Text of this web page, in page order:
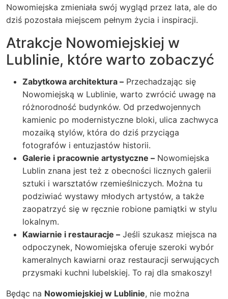
Nowomiejska zmieniała swój wygląd przez lata, ale do
dziś pozostała miejscem pełnym życia i inspiracji.
Atrakcje Nowomiejskiej w
Lublinie, które warto zobaczyć
Zabytkowa architektura – Przechadzając się
Nowomiejską w Lublinie, warto zwrócić uwagę na
różnorodność budynków. Od przedwojennych
kamienic po modernistyczne bloki, ulica zachwyca
mozaiką stylów, która do dziś przyciąga
fotografów i entuzjastów historii.
Galerie i pracownie artystyczne – Nowomiejska
Lublin znana jest też z obecności licznych galerii
sztuki i warsztatów rzemieślniczych. Można tu
podziwiać wystawy młodych artystów, a także
zaopatrzyć się w ręcznie robione pamiątki w stylu
lokalnym.
Kawiarnie i restauracje – Jeśli szukasz miejsca na
odpoczynek, Nowomiejska oferuje szeroki wybór
kameralnych kawiarni oraz restauracji serwujących
przysmaki kuchni lubelskiej. To raj dla smakoszy!
Będąc na Nowomiejskiej w Lublinie, nie można